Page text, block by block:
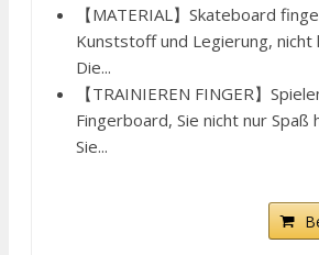
【MATERIAL】Skateboard
Kunststoff und Legierung, nicht
Die...
【TRAINIEREN FINGER】
Fingerboard, Sie nicht nur Spaß
Sie...